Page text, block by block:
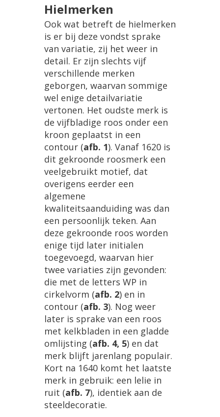
Hielmerken
Ook wat betreft de hielmerken
is er bij deze vondst sprake
van variatie, zij het weer in
detail. Er zijn slechts vijf
verschillende merken
geborgen, waarvan sommige
wel enige detailvariatie
vertonen. Het oudste merk is
de vijfbladige roos onder een
kroon geplaatst in een
contour (afb. 1). Vanaf 1620 is
dit gekroonde roosmerk een
veelgebruikt motief, dat
overigens eerder een
algemene
kwaliteitsaanduiding was dan
een persoonlijk teken. Aan
deze gekroonde roos worden
enige tijd later initialen
toegevoegd, waarvan hier
twee variaties zijn gevonden:
die met de letters WP in
cirkelvorm (afb. 2) en in
contour (afb. 3). Nog weer
later is sprake van een roos
met kelkbladen in een gladde
omlijsting (afb. 4, 5) en dat
merk blijft jarenlang populair.
Kort na 1640 komt het laatste
merk in gebruik: een lelie in
ruit (afb. 7), identiek aan de
steeldecoratie.